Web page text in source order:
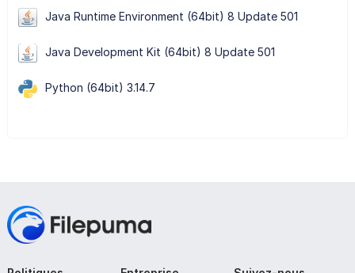
Java Runtime Environment (64bit) 8 Update 501
Java Development Kit (64bit) 8 Update 501
Python (64bit) 3.14.7